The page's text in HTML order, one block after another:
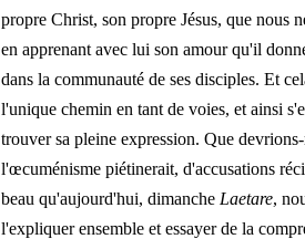
propre Christ, son propre Jésus, que nous
en apprenant avec lui son amour qu'il
dans la communauté de ses disciples. Et
l'unique chemin en tant de voies, et ainsi
trouver sa pleine expression. Que
l'œcuménisme piétinerait, d'accusations
beau qu'aujourd'hui, dimanche Laetare,
l'expliquer ensemble et essayer de la